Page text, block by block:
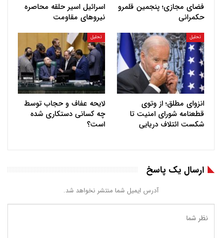
فضای مجازی؛ پنجمین قلمرو
حکمرانی
اسرائیل اسیر حلقه محاصره
نیروهای مقاومت
تحلیل
انزوای مطلق؛ از وتوی
قطعنامه شورای امنیت تا
شکست ائتلاف دریایی
تحلیل
لایحه عفاف و حجاب توسط
چه کسانی دستکاری شده
است؟
ارسال یک پاسخ
آدرس ایمیل شما منتشر نخواهد شد.